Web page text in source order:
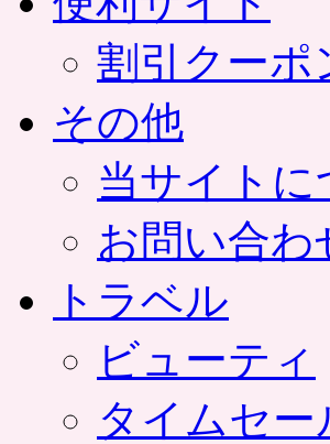
割引クーポ
その他
当サイトに
お問い合わ
トラベル
ビューティ
タイムセー